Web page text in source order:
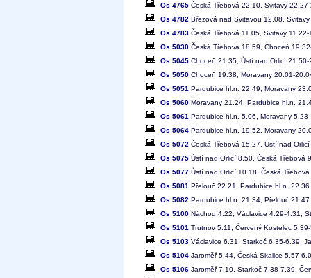
Os 4765 Česká Třebová 22.10, Svitavy
Os 4782 Březová nad Svitavou 12.08,
Os 4783 Česká Třebová 11.05, Svitavy
Os 5030 Česká Třebová 18.59, Choceň
Os 5045 Choceň 21.35, Ústí nad Orlicí
Os 5050 Choceň 19.38, Moravany 20.01-
Os 5051 Pardubice hl.n. 22.49, Moravany
Os 5060 Moravany 21.24, Pardubice hl.n.
Os 5061 Pardubice hl.n. 5.06, Moravany 5.23
Os 5064 Pardubice hl.n. 19.52, Moravany
Os 5072 Česká Třebová 15.27, Ústí nad
Os 5075 Ústí nad Orlicí 8.50, Česká Třebová
Os 5077 Ústí nad Orlicí 10.18, Česká
Os 5081 Přelouč 22.21, Pardubice hl.n. 22.36
Os 5082 Pardubice hl.n. 21.34, Přelouč 21.47
Os 5100 Náchod 4.22, Václavice 4.29-4.31,
Os 5101 Trutnov 5.11, Červený Kostelec
Os 5103 Václavice 6.31, Starkoč 6.35-6.39,
Os 5104 Jaroměř 5.44, Česká Skalice 5.57-
Os 5106 Jaroměř 7.10, Starkoč 7.38-7.39,